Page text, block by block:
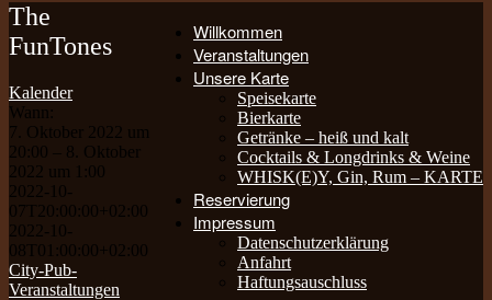
Willkommen
Veranstaltungen
Unsere Karte
Speisekarte
Bierkarte
Getränke – heiß und kalt
Cocktails & Longdrinks & Weine
WHISK(E)Y, Gin, Rum – KARTE
Reservierung
Impressum
Datenschutzerklärung
Anfahrt
Haftungsauschluss
The
FunTones
Kalender
Wann:
7. Oktober 2022 um
20:00 – 8. Oktober
2022 um 1:00
2022-10-
07T20:00:00+02:00
2022-10-
08T01:00:00+02:00
City-Pub-
Veranstaltungen